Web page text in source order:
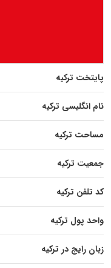
پایتخت ترکیه
نام انگلیسی ترکیه
مساحت ترکیه
جمعیت ترکیه
کد تلفن ترکیه
واحد پول ترکیه
زبان رایج در ترکیه